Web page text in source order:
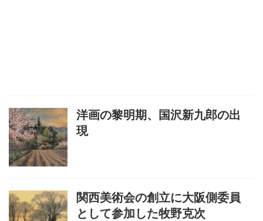
洋画の黎明期、国沢新九郎の出
現
関西美術会の創立に大阪側委員
として参加した牧野克次